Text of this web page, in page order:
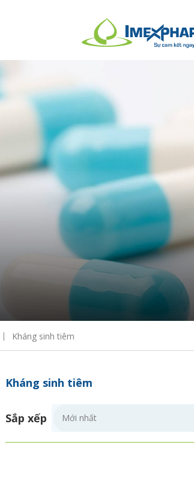
Kháng sinh tiêm
Kháng sinh tiêm
Sắp xếp